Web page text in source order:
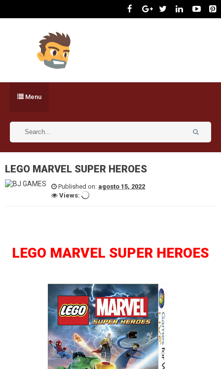
Menu
LEGO MARVEL SUPER HEROES
Published on: agosto 15, 2022
Views:
LEGO MARVEL SUPER HEROES